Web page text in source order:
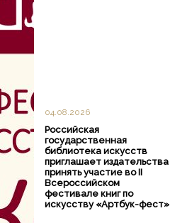
04.08.2026
Российская
государственная
библиотека искусств
приглашает издательства
принять участие во II
Всероссийском
фестивале книг по
искусству «Артбук-фест»